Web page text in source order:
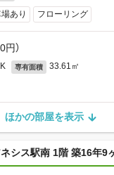
あり フローリング
）
専有面積 33.61㎡
ほかの部屋を表示
シス駅南 1階 築16年9